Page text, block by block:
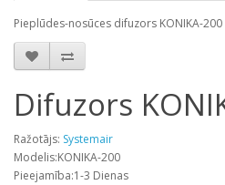
Pieplūdes-nosūces difuzors KONIKA-200
Difuzors
Ražotājs: Systemair
Modelis:KONIKA-200
Pieejamība:1-3 Dienas